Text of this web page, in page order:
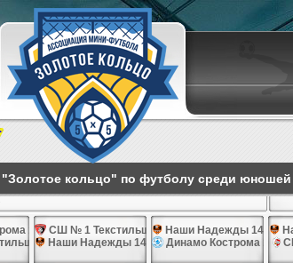
кольцо" по футболу среди юношей
14
14
СШ № 1 Текстильщик 14
Наши Надежды 14
Наши Надежды 14
Динамо Кострома 14